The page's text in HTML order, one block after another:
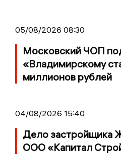
05/08/2026 08:30
Московский ЧОП
«Владимирскому
миллионов рублей
04/08/2026 15:40
Дело застройщика
ООО «Капитал